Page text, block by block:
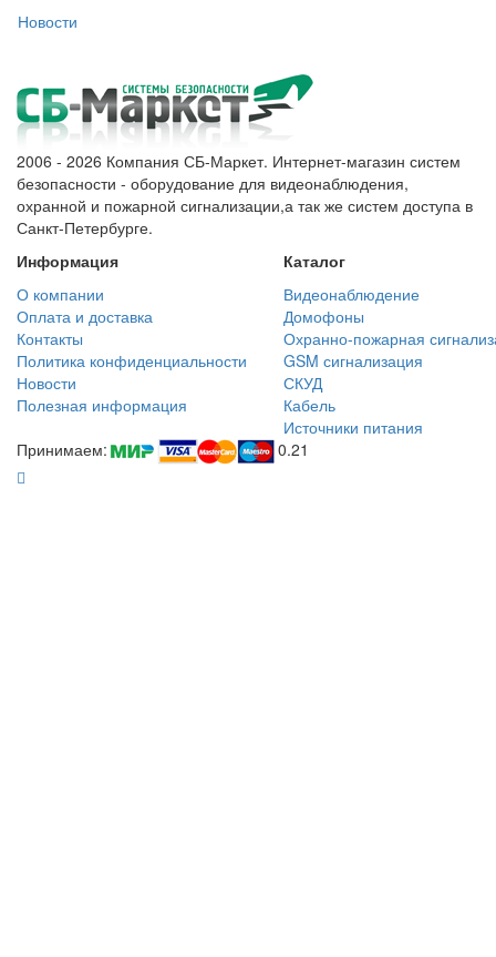
Новости
2006 - 2026 Компания СБ-Маркет. Интернет-магазин систем
безопасности - оборудование для видеонаблюдения,
охранной и пожарной сигнализации,а так же систем доступа в
Санкт-Петербурге.
Информация
Каталог
О компании
Видеонаблюдение
Оплата и доставка
Домофоны
Контакты
Охранно-пожарная
Политика конфиденциальности
GSM сигнализация
Новости
СКУД
Полезная информация
Кабель
Источники питания
Принимаем:
0.21